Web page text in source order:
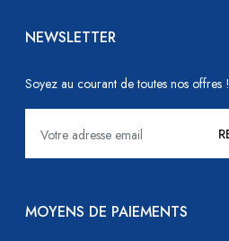
NEWSLETTER
Soyez au courant de toutes nos offres !
MOYENS DE PAIEMENTS